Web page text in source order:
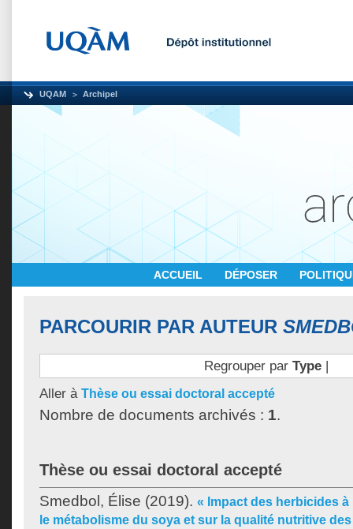
UQAM Archipel
ACCUEIL DÉPOSER
PARCOURIR PAR AUTEUR
Regrouper par Type|
Aller à Thèse ou essai doctoral accepté
Nombre de documents archivés : 1.
Thèse ou essai doctoral accepté
Smedbol, Élise (2019). « Impact des herbicides
le métabolisme du soya et sur la qualité nutritive